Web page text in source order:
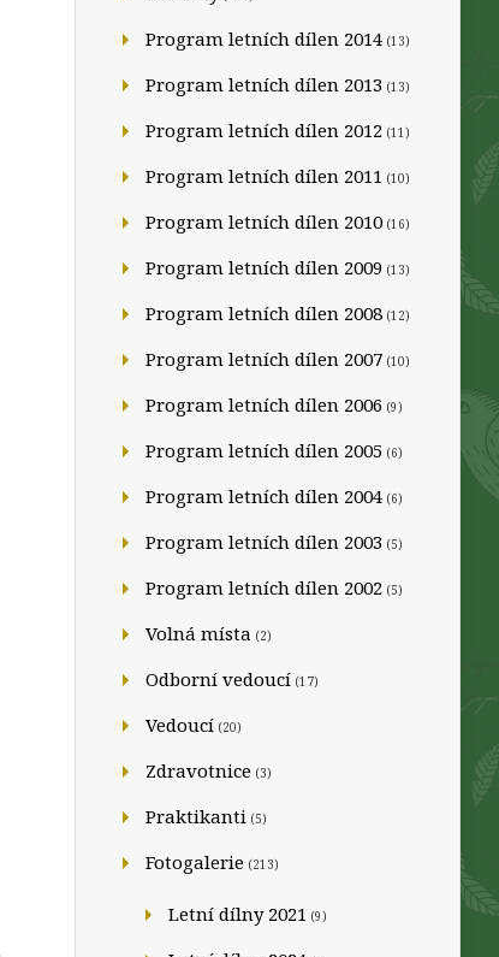
Program letních dílen 2014 (13)
Program letních dílen 2013 (13)
Program letních dílen 2012 (11)
Program letních dílen 2011 (10)
Program letních dílen 2010 (16)
Program letních dílen 2009 (13)
Program letních dílen 2008 (12)
Program letních dílen 2007 (10)
Program letních dílen 2006 (9)
Program letních dílen 2005 (6)
Program letních dílen 2004 (6)
Program letních dílen 2003 (5)
Program letních dílen 2002 (5)
Volná místa (2)
Odborní vedoucí (17)
Vedoucí (20)
Zdravotnice (3)
Praktikanti (5)
Fotogalerie (213)
Letní dílny 2021 (9)